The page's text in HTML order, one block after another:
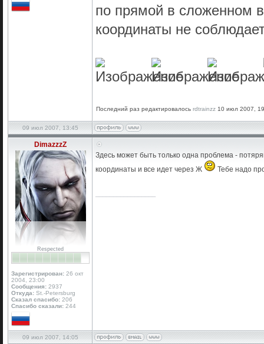
по прямой в сложенном
координаты не
Последний раз редактировалось rdtrainzz 10 июл 2007,
09 июл 2007, 13:45
DimazzzZ
Respected
Зарегистрирован: 26 окт
2004, 23:00
Сообщения: 2937
Откуда: St.-Petersburg
Сказал спасибо: 206
Спасибо сказали: 244
Здесь может быть только одна проблема -
координаты и все идет через Ж
Тебе надо
09 июл 2007, 14:05